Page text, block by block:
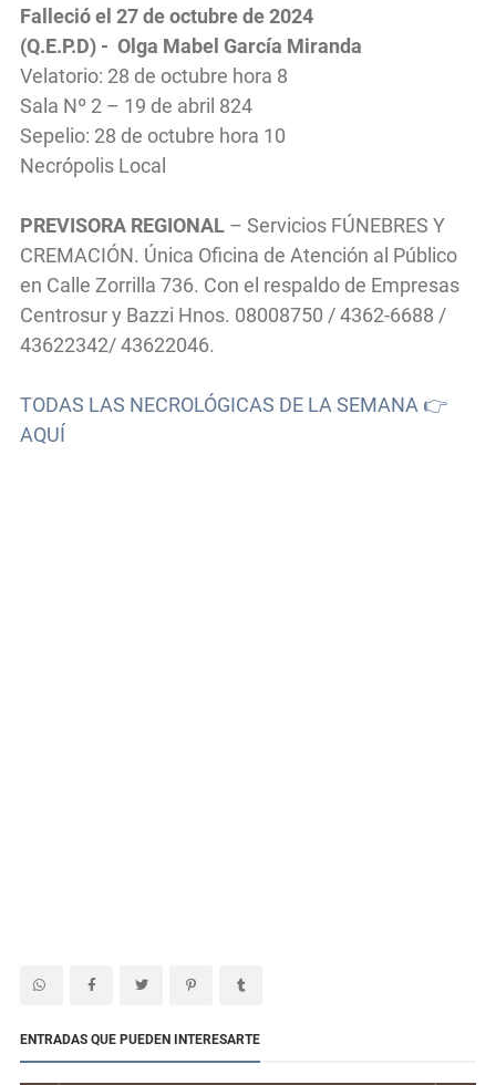
Falleció el 27 de octubre de 2024
(Q.E.P.D) - Olga Mabel García Miranda
Velatorio: 28 de octubre hora 8
Sala Nº 2 – 19 de abril 824
Sepelio: 28 de octubre hora 10
Necrópolis Local
PREVISORA REGIONAL – Servicios FÚNEBRES Y
CREMACIÓN. Única Oficina de Atención al Público
en Calle Zorrilla 736. Con el respaldo de Empresas
Centrosur y Bazzi Hnos. 08008750 / 4362-6688 /
43622342/ 43622046.
TODAS LAS NECROLÓGICAS DE LA SEMANA 👉
AQUÍ
ENTRADAS QUE PUEDEN INTERESARTE